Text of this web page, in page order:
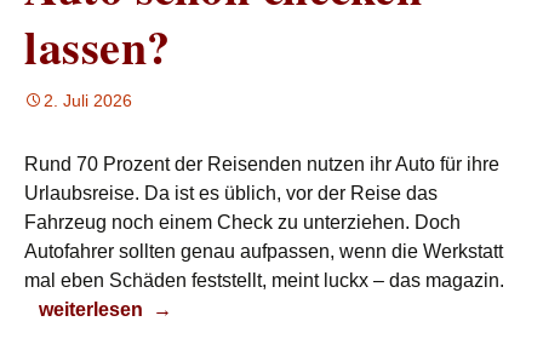
lassen?
2. Juli 2026
Rund 70 Prozent der Reisenden nutzen ihr Auto für ihre
Urlaubsreise. Da ist es üblich, vor der Reise das
Fahrzeug noch einem Check zu unterziehen. Doch
Autofahrer sollten genau aufpassen, wenn die Werkstatt
mal eben Schäden feststellt, meint luckx – das magazin.
Auto schon checken lassen?
weiterlesen →